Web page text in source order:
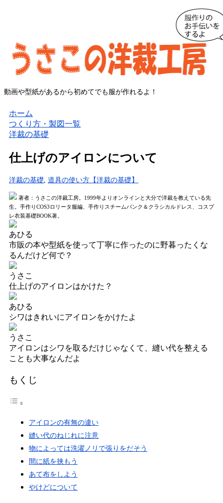
動画や型紙があるから初めてでも服が作れるよ！
ホーム
つくり方・製図一覧
洋裁の基礎
仕上げのアイロンについて
洋裁の基礎 道具の使い方【洋裁の基礎】
著者：うさこの洋裁工房。1999年よりオンラインと大分で洋裁を教えている先
生。手作りCOS3ロリータ服編、手作りスチームパンク＆クラシカルドレス、コスプ
レ衣装基礎BOOK著。
あひる
市販の本や型紙を使って丁寧に作ったのに野暮ったくな
るんだけど何で？
うさこ
仕上げのアイロンはかけた？
あひる
シワはきれいにアイロンをかけたよ
うさこ
アイロンはシワを取るだけじゃなくて、縫い代を整える
ことも大事なんだよ
もくじ
アイロンの有無の違い
縫い代のねじれに注意
物によっては洗濯ノリで張りをだそう
間に紙を挟もう
あて布をしよう
やけどについて